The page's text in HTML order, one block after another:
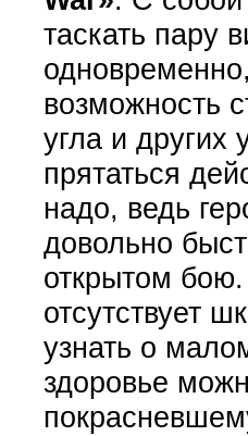
таскать пару
возможность
угла и других
прятаться
надо, ведь
довольно
открытом
отсутствует
узнать о
здоровье